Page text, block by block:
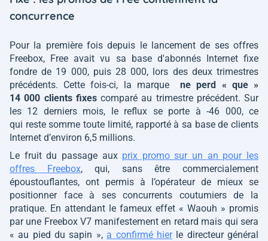
concurrence
Pour la première fois depuis le lancement de ses offres
Freebox, Free avait vu sa base d'abonnés Internet fixe
fondre de 19 000, puis 28 000, lors des deux trimestres
précédents. Cette fois-ci, la marquene perd « que »
14 000 clients fixes comparé au trimestre précédent. Sur
les 12 derniers mois, le reflux se porte à -46 000, ce
qui reste somme toute limité, rapporté à sa base de clients
Internet d’environ 6,5 millions.
Le fruit du passage aux prix promo sur un an pour les
offres Freebox, qui, sans être commercialement
époustouflantes, ont permis à l’opérateur de mieux se
positionner face à ses concurrents coutumiers de la
pratique. En attendant le fameux effet « Waouh » promis
par une Freebox V7 manifestement en retard mais qui sera
« au pied du sapin », a confirmé hierle directeur général